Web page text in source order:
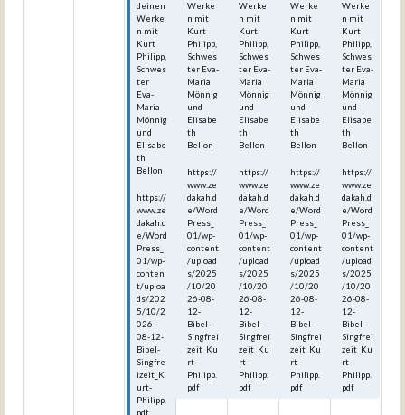
deinen
Werke
n mit
Kurt
Philipp,
Schwes
ter
Eva-
Maria
Mönnig
und
Elisabe
th
Bellon
https://
www.ze
dakah.d
e/Word
Press_
01/wp-
conten
t/uploa
ds/202
5/10/2
026-
08-12-
Bibel-
Singfre
izeit_K
urt-
Philipp.
pdf
Werke
n mit
Kurt
Philipp,
Schwes
ter Eva-
Maria
Mönnig
und
Elisabe
th
Bellon
https://
www.ze
dakah.d
e/Word
Press_
01/wp-
content
/upload
s/2025
/10/20
26-08-
12-
Bibel-
Singfrei
zeit_Ku
rt-
Philipp.
pdf
Werke
n mit
Kurt
Philipp,
Schwes
ter Eva-
Maria
Mönnig
und
Elisabe
th
Bellon
https://
www.ze
dakah.d
e/Word
Press_
01/wp-
content
/upload
s/2025
/10/20
26-08-
12-
Bibel-
Singfrei
zeit_Ku
rt-
Philipp.
pdf
Werke
n mit
Kurt
Philipp,
Schwes
ter Eva-
Maria
Mönnig
und
Elisabe
th
Bellon
https://
www.ze
dakah.d
e/Word
Press_
01/wp-
content
/upload
s/2025
/10/20
26-08-
12-
Bibel-
Singfrei
zeit_Ku
rt-
Philipp.
pdf
Werke
n mit
Kurt
Philipp,
Schwes
ter Eva-
Maria
Mönnig
und
Elisabe
th
Bellon
https://
www.ze
dakah.d
e/Word
Press_
01/wp-
content
/upload
s/2025
/10/20
26-08-
12-
Bibel-
Singfrei
zeit_Ku
rt-
Philipp.
pdf